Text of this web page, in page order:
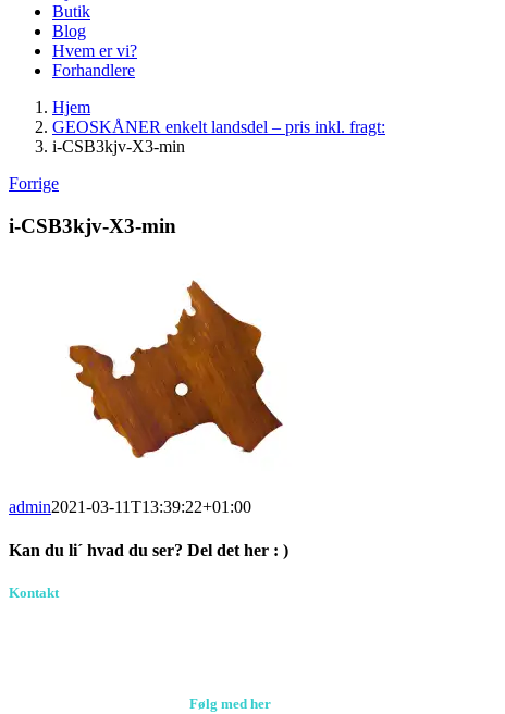
Butik
Blog
Hvem er vi?
Forhandlere
Hjem
GEOSKÅNER enkelt landsdel – pris inkl. fragt:
i-CSB3kjv-X3-min
Forrige
i-CSB3kjv-X3-min
admin2021-03-11T13:39:22+01:00
Kan du li´ hvad du ser? Del det her : )
Facebook
Pinterest
E-
Kontakt
Følg med her